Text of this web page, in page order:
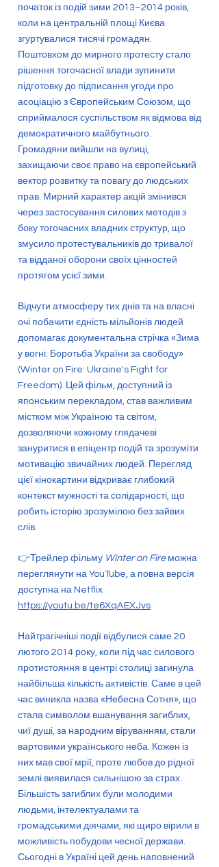
початок із подій зими 2013–2014 років,
коли на центральній площі Києва
згуртувалися тисячі громадян.
Поштовхом до мирного протесту стало
рішення тогочасної влади зупинити
підготовку до підписання угоди про
асоціацію з Європейським Союзом, що
сприймалося суспільством як відмова від
демократичного майбутнього.
Громадяни вийшли на вулиці,
захищаючи своє право на європейський
вектор розвитку та повагу до людських
прав. Мирний характер акцій змінився
через застосування силових методів з
боку тогочасних владних структур, що
змусило протестувальників до тривалої
та відданої оборони своїх цінностей
протягом усієї зими.
Відчути атмосферу тих днів та на власні
очі побачити єдність мільйонів людей
допомагає документальна стрічка «Зима
у вогні: Боротьба України за свободу»
(Winter on Fire: Ukraine's Fight for
Freedom). Цей фільм, доступний із
японським перекладом, став важливим
містком між Україною та світом,
дозволяючи кожному глядачеві
зануритися в епіцентр подій та зрозуміти
мотивацію звичайних людей. Перегляд
цієї кінокартини відкриває глибокий
контекст мужності та солідарності, що
робить історію зрозумілою без зайвих
слів.
👉Трейлер фільму Winter on Fireможна
переглянути на YouTube, а повна версія
доступна на Netflix
https://youtu.be/te6XqAEXJvs
Найтрагічніші події відбулися саме 20
лютого 2014 року, коли під час силового
протистояння в центрі столиці загинула
найбільша кількість активістів. Саме в цей
час виникла назва «Небесна Сотня», що
стала символом вшанування загиблих,
чиї душі, за народним віруванням, стали
вартовими українського неба. Кожен із
них мав свої мрії, проте любов до рідної
землі виявилася сильнішою за страх.
Більшість загиблих були молодими
людьми, інтелектуалами та
громадськими діячами, які щиро вірили в
можливість побудови чесної держави.
Сьогодні в Україні цей день наповнений